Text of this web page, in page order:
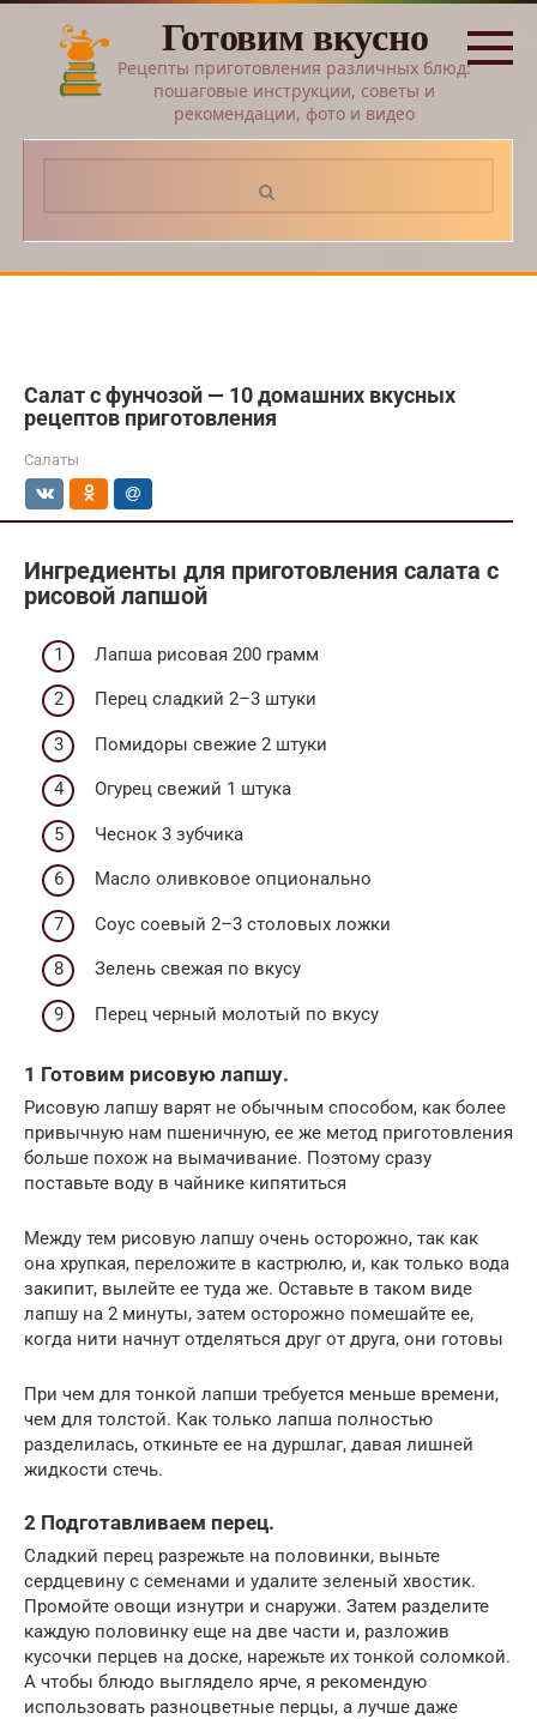
Перейти
контенту
Готовим вкусно
Рецепты приготовления различных блюд:
пошаговые инструкции, советы и
рекомендации, фото и видео
Салат с фунчозой — 10 домашних вкусных
рецептов приготовления
Салаты
Ингредиенты для приготовления салата с
рисовой лапшой
Лапша рисовая 200 грамм
Перец сладкий 2–3 штуки
Помидоры свежие 2 штуки
Огурец свежий 1 штука
Чеснок 3 зубчика
Масло оливковое опционально
Соус соевый 2–3 столовых ложки
Зелень свежая по вкусу
Перец черный молотый по вкусу
1 Готовим рисовую лапшу.
Рисовую лапшу варят не обычным способом, как более
привычную нам пшеничную, ее же метод приготовления
больше похож на вымачивание. Поэтому сразу
поставьте воду в чайнике кипятиться
Между тем рисовую лапшу очень осторожно, так как
она хрупкая, переложите в кастрюлю, и, как только вода
закипит, вылейте ее туда же. Оставьте в таком виде
лапшу на 2 минуты, затем осторожно помешайте ее,
когда нити начнут отделяться друг от друга, они готовы
При чем для тонкой лапши требуется меньше времени,
чем для толстой. Как только лапша полностью
разделилась, откиньте ее на дуршлаг, давая лишней
жидкости стечь.
2 Подготавливаем перец.
Сладкий перец разрежьте на половинки, выньте
сердцевину с семенами и удалите зеленый хвостик.
Промойте овощи изнутри и снаружи. Затем разделите
каждую половинку еще на две части и, разложив
кусочки перцев на доске, нарежьте их тонкой соломкой.
А чтобы блюдо выглядело ярче, я рекомендую
использовать разноцветные перцы, а лучше даже